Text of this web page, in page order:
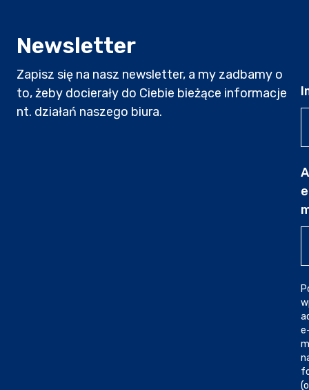
Newsletter
Zapisz się na nasz newsletter, a my zadbamy o
to, żeby docierały do Ciebie bieżące informacje
nt. działań naszego biura.